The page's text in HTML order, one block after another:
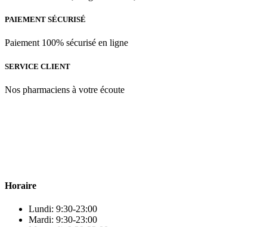
PAIEMENT SÉCURISÉ
Paiement 100% sécurisé en ligne
SERVICE CLIENT
Nos pharmaciens à votre écoute
Horaire
Lundi: 9:30-23:00
Mardi: 9:30-23:00